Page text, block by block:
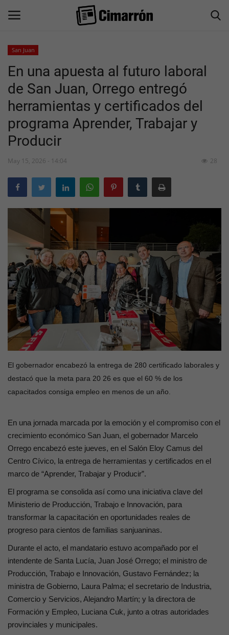
Inicio
San Juan
Actualidad
Información General
Politica
Sociedad
Contacto
San Juan
En una apuesta al futuro laboral
de San Juan, Orrego entregó
herramientas y certificados del
programa Aprender, Trabajar y
Producir
May 15, 2026 - 14:04 28
El gobernador encabezó la entrega de 280 certificado laborales y
destacó que la meta para 20 26 es que el 60 % de los
capacitados consiga empleo en menos de un año.
En una jornada marcada por la emoción y el compromiso con el
crecimiento económico San Juan, el gobernador Marcelo
Orrego encabezó este jueves, en el Salón Eloy Camus del
Centro Cívico, la entrega de herramientas y certificados en el
marco de “Aprender, Trabajar y Producir”.
El programa se consolida así como una iniciativa clave del
Ministerio de Producción, Trabajo e Innovación, para
transformar la capacitación en oportunidades reales de
progreso para cientos de familias sanjuaninas.
Durante el acto, el mandatario estuvo acompañado por el
intendente de Santa Lucía, Juan José Orrego; el ministro de
Producción, Trabajo e Innovación, Gustavo Fernández; la
ministra de Gobierno, Laura Palma; el secretario de Industria,
Comercio y Servicios, Alejandro Martín; y la directora de
Formación y Empleo, Luciana Cuk, junto a otras autoridades
provinciales y municipales.